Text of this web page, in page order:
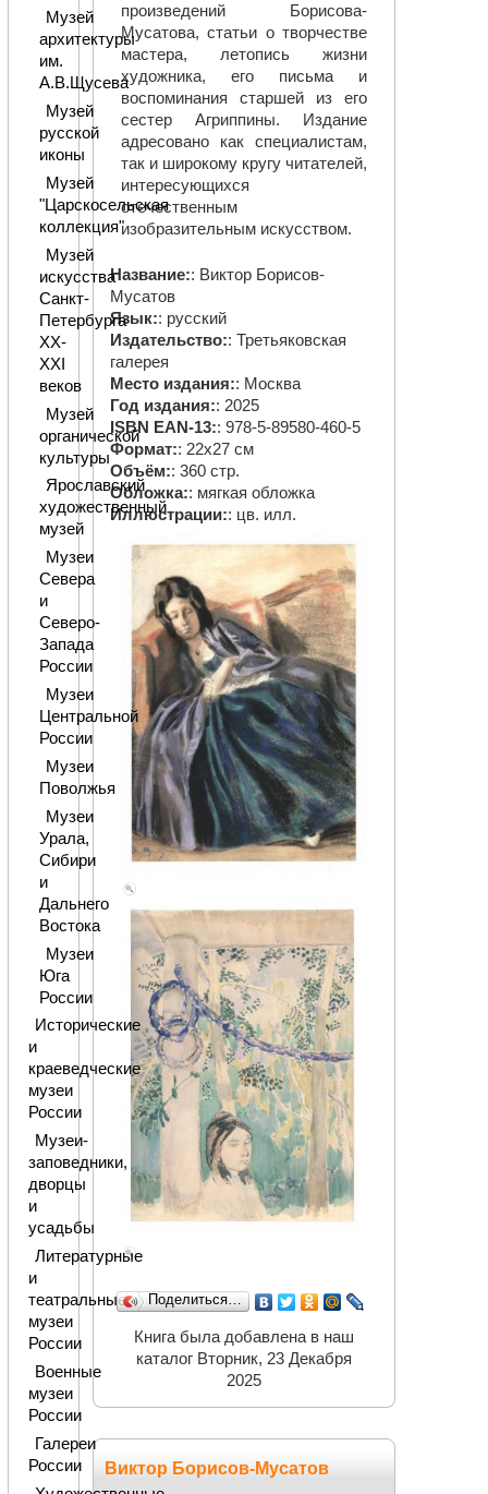
произведений Борисова-
Мусатова, статьи о творчестве
мастера, летопись жизни
художника, его письма и
воспоминания старшей из его
сестер Агриппины. Издание
адресовано как специалистам,
так и широкому кругу читателей,
интересующихся
отечественным
изобразительным искусством.
Название:: Виктор Борисов-
Мусатов
Язык:: русский
Издательство:: Третьяковская
галерея
Место издания:: Москва
Год издания:: 2025
ISBN EAN-13:: 978-5-89580-460-5
Формат:: 22х27 см
Объём:: 360 стр.
Обложка:: мягкая обложка
Иллюстрации:: цв. илл.
Поделиться…
Книга была добавлена в наш
каталог Вторник, 23 Декабря
2025
Виктор Борисов-Мусатов
Музей
архитектуры
им.
А.В.Щусева
Музей
русской
иконы
Музей
"Царскосельская
коллекция"
Музей
искусства
Санкт-
Петербурга
XX-
XXI
веков
Музей
органической
культуры
Ярославский
художественный
музей
Музеи
Севера
и
Северо-
Запада
России
Музеи
Центральной
России
Музеи
Поволжья
Музеи
Урала,
Сибири
и
Дальнего
Востока
Музеи
Юга
России
Исторические
и
краеведческие
музеи
России
Музеи-
заповедники,
дворцы
и
усадьбы
Литературные
и
театральные
музеи
России
Военные
музеи
России
Галереи
России